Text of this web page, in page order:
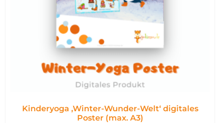
Kinderyoga ‚Winter-Wunder-Welt‘ digitales
Poster (max. A3)